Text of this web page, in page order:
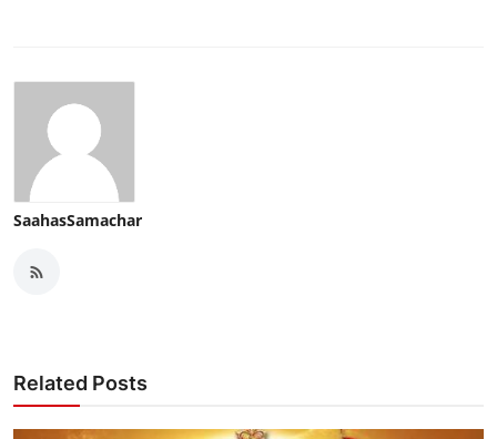
SaahasSamachar
Related Posts